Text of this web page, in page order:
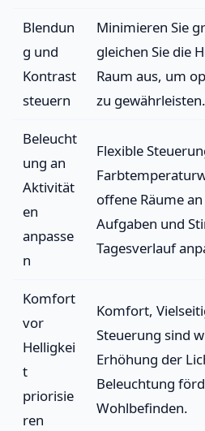
Blendun
g und
Kontrast
steuern
Minimieren Sie
gleichen Sie die
Raum aus, um
zu gewährleisten.
Beleucht
ung an
Aktivität
en
anpasse
n
Flexible
offene Räume
Aufgaben und
Tagesverlauf
Komfort
vor
Helligkei
t
priorisie
ren
Komfort,
Steuerung sind
Erhöhung der
Beleuchtung
Wohlbefinden.